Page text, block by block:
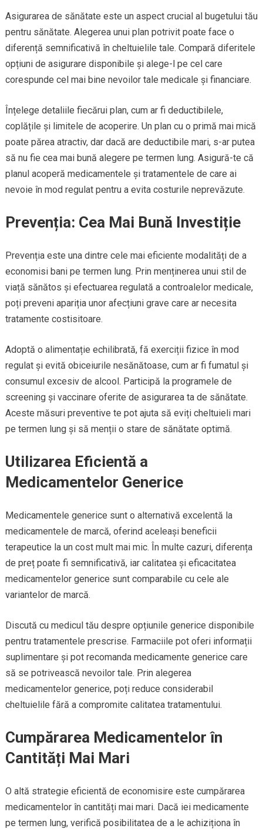
Asigurarea de sănătate este un aspect crucial al bugetului tău
pentru sănătate. Alegerea unui plan potrivit poate face o
diferență semnificativă în cheltuielile tale. Compară diferitele
opțiuni de asigurare disponibile și alege-l pe cel care
corespunde cel mai bine nevoilor tale medicale și financiare.
Înțelege detaliile fiecărui plan, cum ar fi deductibilele,
coplățile și limitele de acoperire. Un plan cu o primă mai mică
poate părea atractiv, dar dacă are deductibile mari, s-ar putea
să nu fie cea mai bună alegere pe termen lung. Asigură-te că
planul acoperă medicamentele și tratamentele de care ai
nevoie în mod regulat pentru a evita costurile neprevăzute.
Prevenția: Cea Mai Bună Investiție
Prevenția este una dintre cele mai eficiente modalități de a
economisi bani pe termen lung. Prin menținerea unui stil de
viață sănătos și efectuarea regulată a controalelor medicale,
poți preveni apariția unor afecțiuni grave care ar necesita
tratamente costisitoare.
Adoptă o alimentație echilibrată, fă exerciții fizice în mod
regulat și evită obiceiurile nesănătoase, cum ar fi fumatul și
consumul excesiv de alcool. Participă la programele de
screening și vaccinare oferite de asigurarea ta de sănătate.
Aceste măsuri preventive te pot ajuta să eviți cheltuieli mari
pe termen lung și să menții o stare de sănătate optimă.
Utilizarea Eficientă a
Medicamentelor Generice
Medicamentele generice sunt o alternativă excelentă la
medicamentele de marcă, oferind aceleași beneficii
terapeutice la un cost mult mai mic. În multe cazuri, diferența
de preț poate fi semnificativă, iar calitatea și eficacitatea
medicamentelor generice sunt comparabile cu cele ale
variantelor de marcă.
Discută cu medicul tău despre opțiunile generice disponibile
pentru tratamentele prescrise. Farmaciile pot oferi informații
suplimentare și pot recomanda medicamente generice care
să se potrivească nevoilor tale. Prin alegerea
medicamentelor generice, poți reduce considerabil
cheltuielile fără a compromite calitatea tratamentului.
Cumpărarea Medicamentelor în
Cantități Mai Mari
O altă strategie eficientă de economisire este cumpărarea
medicamentelor în cantități mai mari. Dacă iei medicamente
pe termen lung, verifică posibilitatea de a le achiziționa în